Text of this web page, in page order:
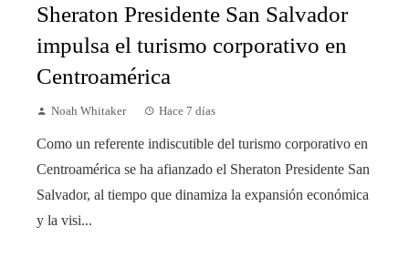
Sheraton Presidente San Salvador
impulsa el turismo corporativo en
Centroamérica
Noah Whitaker Hace 7 días
Como un referente indiscutible del turismo corporativo en
Centroamérica se ha afianzado el Sheraton Presidente San
Salvador, al tiempo que dinamiza la expansión económica
y la visi...